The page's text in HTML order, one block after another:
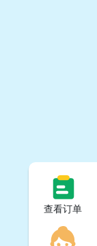
查看订单